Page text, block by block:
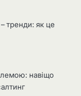
тренди: як це
навіщо